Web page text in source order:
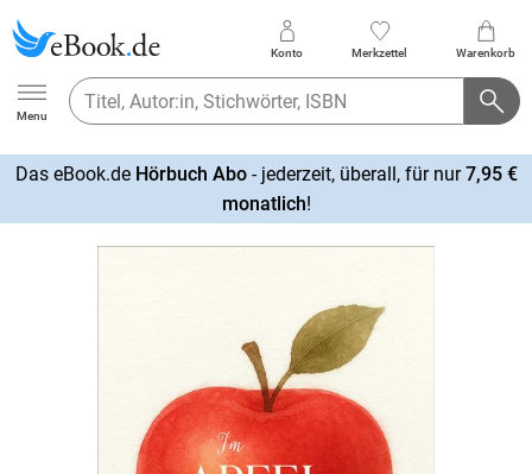
Ebook.de
Menu
Konto Merkzettel Warenkorb
Das eBook.de Hörbuch Abo- jederzeit, überall, für nur7,95 €
monatlich!